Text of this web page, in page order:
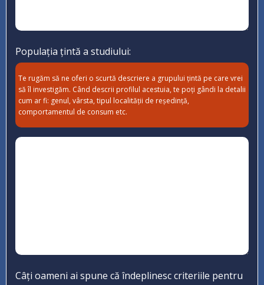
Populația țintă a studiului:
Te rugăm să ne oferi o scurtă descriere a grupului țintă pe care vrei
să îl investigăm. Când descrii profilul acestuia, te poți gândi la detalii
cum ar fi: genul, vârsta, tipul localității de reședință,
comportamentul de consum etc.
Câți oameni ai spune că îndeplinesc criteriile pentru